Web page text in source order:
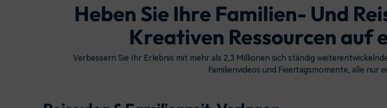
Heben Sie Ihre Familien- Und
Kreativen Ressourcen auf
Verbessern Sie Ihr Erlebnis mit mehr als 2,3 Millionen sich ständig
Familienvideos und Feiertagsmomente, alle nur